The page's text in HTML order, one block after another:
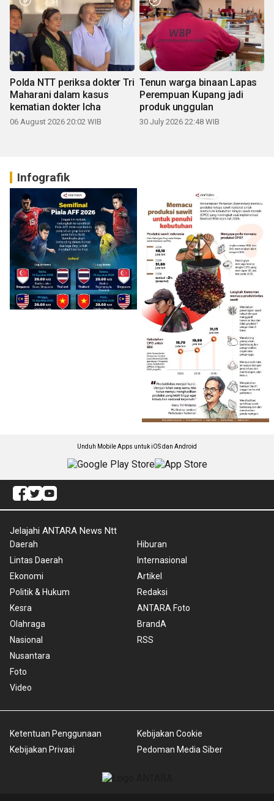
Polda NTT periksa dokter Tri
Maharani dalam kasus
kematian dokter Icha
06 August 2026 20:02 WIB
Tenun warga binaan Lapas
Perempuan Kupang jadi
produk unggulan
30 July 2026 22:48 WIB
Infografik
Unduh Mobile Apps untuk iOS dan Android
Jelajahi ANTARA News Ntt
Daerah
Lintas Daerah
Ekonomi
Politik & Hukum
Kesra
Olahraga
Nasional
Nusantara
Foto
Video
Hiburan
Internasional
Artikel
Redaksi
ANTARA Foto
BrandA
RSS
Ketentuan Penggunaan
Kebijakan Privasi
Kebijakan Cookie
Pedoman Media Siber